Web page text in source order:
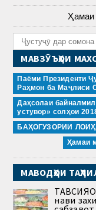
МАВЗӮЪҲОИ
Паёми Президенти
Раҳмон ба Маҷлиси
Даҳсолаи
устувор» солҳои
БАҲОГУЗОРИИ
Ҳамаи
МАВОДҲОИ
нави